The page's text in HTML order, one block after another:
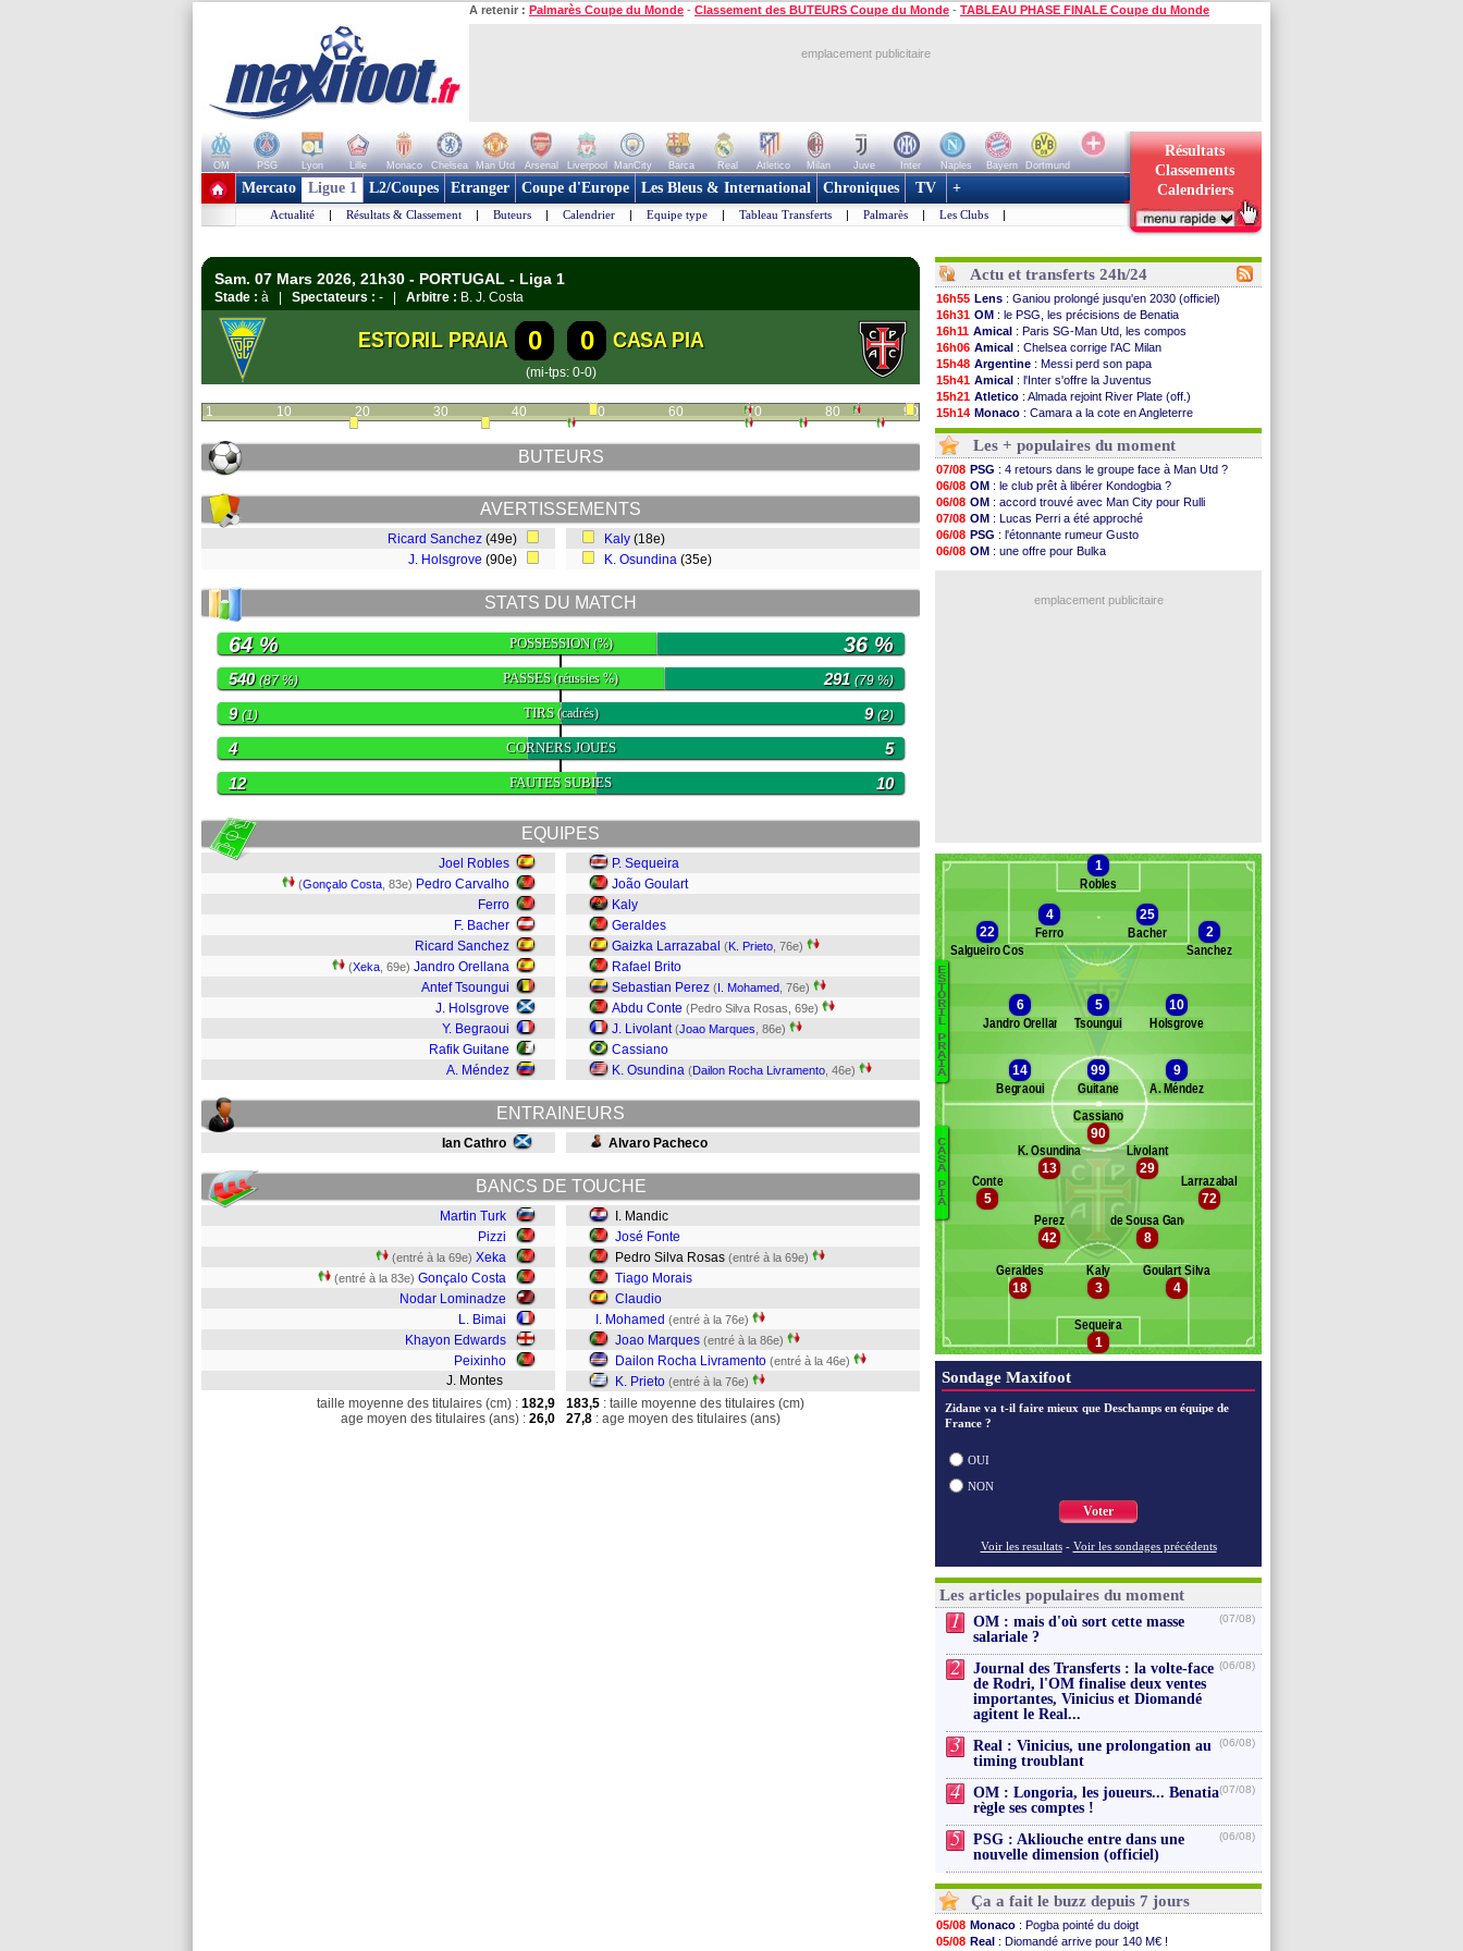
A retenir : Palmarès Coupe du Monde - Classement des BUTEURS Coupe du Monde - TABLEAU PHASE FINALE Coupe du Monde
emplacement publicitaire
OM PSG Lyon Lille Monaco Chelsea Man Utd Arsenal Liverpool ManCity Barca Real Atletico Milan Juve Inter Naples Bayern
Dortmund
+ de clubs
Résultats
Classements
Calendriers
Mercato Ligue 1 L2/Coupes Etranger Coupe d'Europe Les Bleus & International Chroniques TV +
Actualité | Résultats & Classement | Buteurs | Calendrier | Equipe type | Tableau Transferts | Palmarès | Les Clubs |
Sam. 07 Mars 2026, 21h30 - PORTUGAL - Liga 1
Stade : à | Spectateurs : - | Arbitre : B. J. Costa
ESTORIL PRAIA 0 0 CASA PIA
(mi-tps: 0-0)
1 10 20 30 40 50 60 70 80 90
BUTEURS
AVERTISSEMENTS
Ricard Sanchez (49e)
J. Holsgrove (90e)
Kaly (18e)
K. Osundina (35e)
STATS DU MATCH
POSSESSION(%)
64 % 36 %
PASSES(réussies %)
540(87 %) 291 (79 %)
TIRS(cadrés)
9(1) 9(2)
CORNERS JOUES
4 5
FAUTES SUBIES
12 10
EQUIPES
Joel Robles
(Gonçalo Costa , 83e) Pedro Carvalho
Ferro
F. Bacher
Ricard Sanchez
(Xeka , 69e) Jandro Orellana
Antef Tsoungui
J. Holsgrove
Y. Begraoui
Rafik Guitane
A. Méndez
P. Sequeira
João Goulart
Kaly
Geraldes
Gaizka Larrazabal (K. Prieto , 76e)
Rafael Brito
Sebastian Perez (I. Mohamed , 76e)
Abdu Conte (Pedro Silva Rosas, 69e)
J. Livolant (Joao Marques , 86e)
Cassiano
K. Osundina (Dailon Rocha Livramento , 46e)
ENTRAINEURS
Ian Cathro Alvaro Pacheco
BANCS DE TOUCHE
Martin Turk
Pizzi
(entré à la 69e) Xeka
(entré à la 83e) Gonçalo Costa
Nodar Lominadze
L. Bimai
Khayon Edwards
Peixinho
J. Montes
I. Mandic
José Fonte
Pedro Silva Rosas (entré à la 69e)
Tiago Morais
Claudio
I. Mohamed (entré à la 76e)
Joao Marques (entré à la 86e)
Dailon Rocha Livramento (entré à la 46e)
K. Prieto (entré à la 76e)
taille moyenne des titulaires (cm) : 182,9
age moyen des titulaires (ans) : 26,0
183,5 : taille moyenne des titulaires (cm)
27,8 : age moyen des titulaires (ans)
Actu et transferts 24h/24
16h55 Lens : Ganiou prolongé jusqu'en 2030 (officiel)
16h31 OM : le PSG, les précisions de Benatia
16h11 Amical : Paris SG-Man Utd, les compos
16h06 Amical : Chelsea corrige l'AC Milan
15h48 Argentine : Messi perd son papa
15h41 Amical : l'Inter s'offre la Juventus
15h21 Atletico : Almada rejoint River Plate (off.)
15h14 Monaco : Camara a la cote en Angleterre
14h59 Amical: encore une défaite pour Strasbourg
14h43
OM: la piste Goore en attaque
14h14 PSG: ça négocie avec le Barça pour Torres
13h59
Amical : Rennes s'incline contre Brentford
13h55
Arsenal: c'est signé pour Guimaraes (officiel)
13h48
Amical: Le Mans concède un nul
13h30
Real: Mourinho durcit les règles
12h49
Amical: Toulouse s'incline lourdement
12h22
OM : Benatia et la "médiocrité" dans le club
: une deuxième offre pour Suzuki
Les + populaires du moment
07/08 PSG : 4 retours dans le groupe face à Man Utd ?
06/08 OM : le club prêt à libérer Kondogbia ?
06/08 OM : accord trouvé avec Man City pour Rulli
07/08 OM : Lucas Perri a été approché
06/08 PSG : l'étonnante rumeur Gusto
06/08 OM : une offre pour Bulka
emplacement publicitaire
Banc des remplaçantsEstoril Praia
Peixinho
Lominadze
Gonçalo Costa
E
S
T
O
R
I
L
P
R
A
I
A
Banc des remplaçants
Prieto Machado
Rocha Livramento
Marques
Claudio
Morais
Silva Rosas
C
A
S
A
P
I
A
1
Robles
4
Ferro
25
Bacher
22
Salgueiro Costa Pessoa Carvalho
2
Sanchez
6
Jandro Orellana
5
Tsoungui
10
Holsgrove
14
Begraoui
99
Guitane
9
A. Méndez
1
Sequeira
4
Goulart Silva
3
Kaly
18
Geraldes
8
de Sousa Gancho de Brito
42
Perez
72
Larrazabal
5
Conte
29
Livolant
13
K. Osundina
90
Cassiano
Sondage Maxifoot
Zidane va t-il faire mieux que Deschamps en équipe de
France ?
OUI
NON
Voter
Voir les resultats - Voir les sondages précédents
Les articles populaires du moment
1
OM : mais d'où sort cette masse
salariale ?
(07/08)
2
Journal des Transferts : la volte-face
de Rodri, l'OM finalise deux ventes
importantes, Vinicius et Diomandé
agitent le Real...
(06/08)
3
Real : Vinicius, une prolongation au
timing troublant
(06/08)
4
OM : Longoria, les joueurs... Benatia
règle ses comptes !
(07/08)
5
PSG : Akliouche entre dans une
nouvelle dimension (officiel)
(06/08)
Ça a fait le buzz depuis 7 jours
05/08 Monaco : Pogba pointé du doigt
05/08 Real : Diomandé arrive pour 140 M€ !